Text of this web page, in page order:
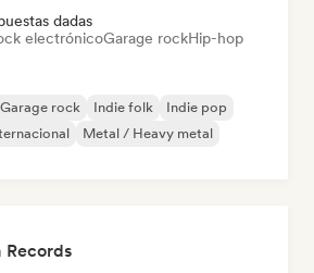
dadas
electrónicoGarage rockHip-hop
Garage rock Indie folk
Indie pop
Metal / Heavy metal
Records